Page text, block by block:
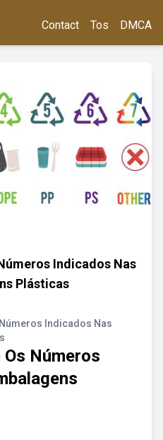
Contact Tos DMCA
Indicados Nas
Plásticas
Indicados Nas
Os Números